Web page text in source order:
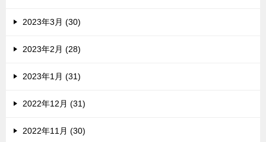
2023年3月 (30)
2023年2月 (28)
2023年1月 (31)
2022年12月 (31)
2022年11月 (30)